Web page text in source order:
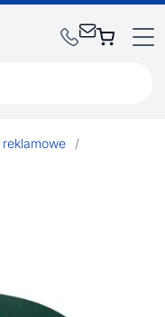
reklamowe
/